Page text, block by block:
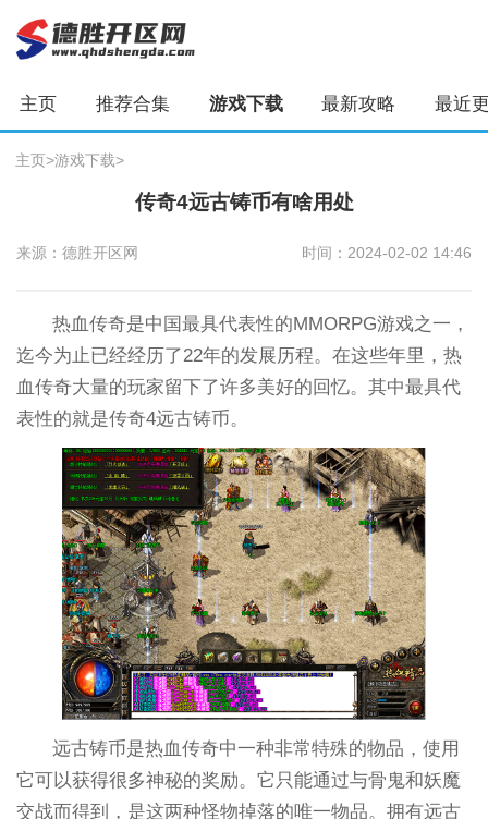
主页 推荐合集 游戏下载 最新攻略 最近
主页>游戏下载>
传奇4远古铸币有啥用处
来源：德胜开区网 时间：2024-02-02 14:46
热血传奇是中国最具代表性的MMORPG游戏之一，
迄今为止已经经历了22年的发展历程。在这些年里，热
血传奇大量的玩家留下了许多美好的回忆。其中最具代
表性的就是传奇4远古铸币。
远古铸币是热血传奇中一种非常特殊的物品，使用
它可以获得很多神秘的奖励。它只能通过与骨鬼和妖魔
交战而得到，是这两种怪物掉落的唯一物品。拥有远古